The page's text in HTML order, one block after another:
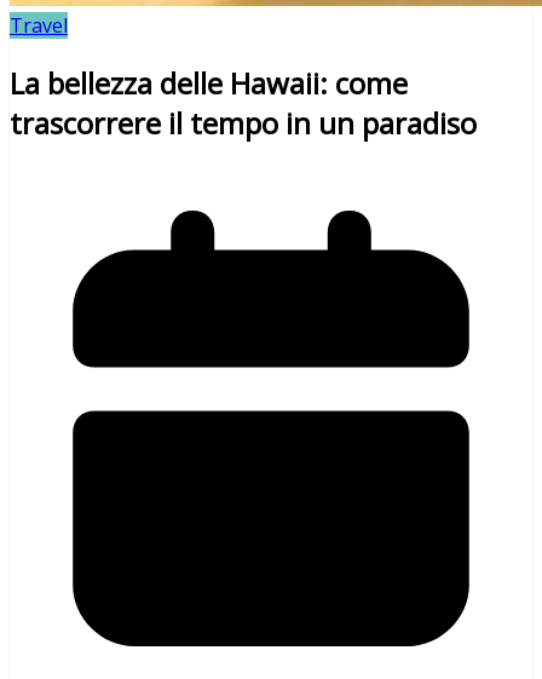
Travel
La bellezza delle Hawaii: come
trascorrere il tempo in un paradiso